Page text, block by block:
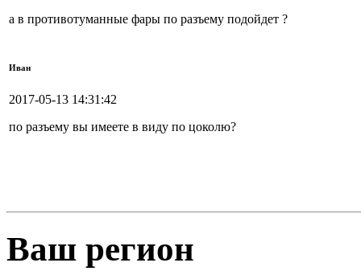
а в противотуманные фары по разъему подойдет ?
Иван
2017-05-13 14:31:42
по разъему вы имеете в виду по цоколю?
Ваш регион